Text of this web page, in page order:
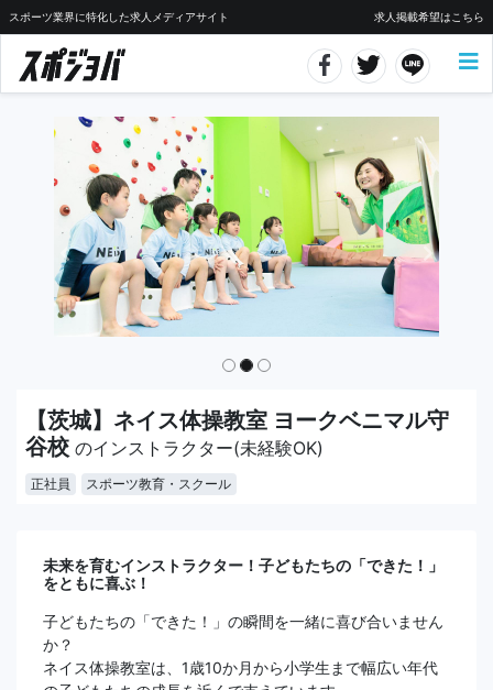
スポーツ業界に特化した求人メディアサイト 求人掲載希望はこちら
【茨城】ネイス体操教室 ヨークベニマル守
谷校 のインストラクター(未経験OK)
正社員 スポーツ教育・スクール
未来を育むインストラクター！子どもたちの「できた！」
をともに喜ぶ！
子どもたちの「できた！」の瞬間を一緒に喜び合いません
か？
ネイス体操教室は、1歳10か月から小学生まで幅広い年代